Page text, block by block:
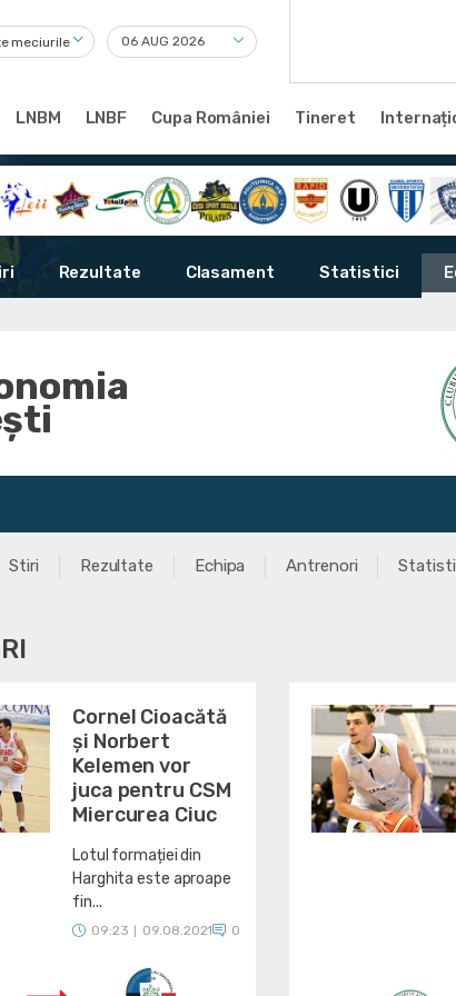
meciurile
LNBM LNBF Cupa României Tineret
Rezultate Clasament Statistici
Stiri Rezultate Echipa Antrenori
Cornel Cioacătă
și Norbert
Kelemen vor
juca pentru CSM
Miercurea Ciuc
Lotul formației din
Harghita este aproape
fin...
09:23 09.08.2021 0